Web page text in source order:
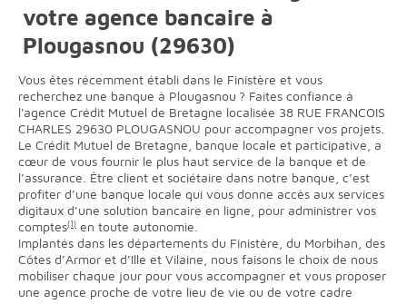
votre agence bancaire à
Plougasnou (29630)
Vous êtes récemment établi dans le Finistère et vous
recherchez une banque à Plougasnou ? Faites confiance à
l'agence Crédit Mutuel de Bretagne localisée 38 RUE FRANCOIS
CHARLES 29630 PLOUGASNOU pour accompagner vos projets.
Le Crédit Mutuel de Bretagne, banque locale et participative, a
cœur de vous fournir le plus haut service de la banque et de
l’assurance. Être client et sociétaire dans notre banque, c’est
profiter d’une banque locale qui vous donne accès aux services
digitaux d’une solution bancaire en ligne, pour administrer vos
comptes(1) en toute autonomie.
Implantés dans les départements du Finistère, du Morbihan, des
Côtes d’Armor et d’Ille et Vilaine, nous faisons le choix de nous
mobiliser chaque jour pour vous accompagner et vous proposer
une agence proche de votre lieu de vie ou de votre cadre